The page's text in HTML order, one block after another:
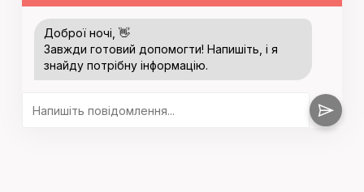
Доброї ночі, 👋
Завжди готовий допомогти! Напишіть, і я
знайду потрібну інформацію.